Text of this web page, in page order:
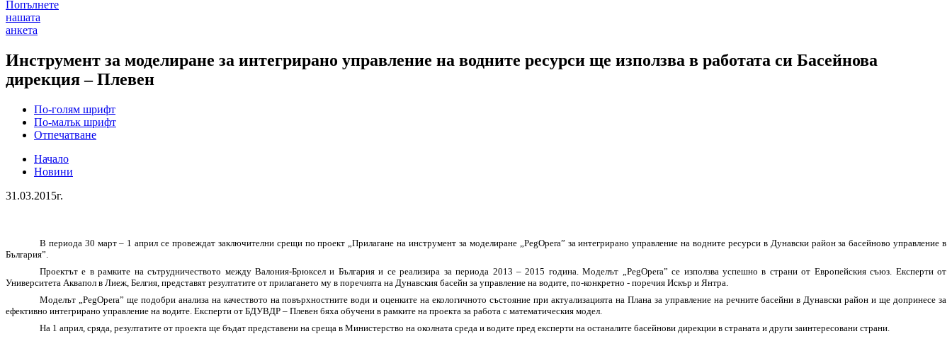
Попълнете
нашата
анкета
Инструмент за моделиране за интегрирано управление на водните ресурси ще използва в работата си Басейнова
дирекция – Плевен
По-голям шрифт
По-малък шрифт
Отпечатване
Начало
Новини
31.03.2015г.
В периода 30 март – 1 април се провеждат заключителни срещи по проект „Прилагане на инструмент за моделиране „PegOpera” за интегрирано управление на водните ресурси в Дунавски район за басейново управление в
България”.
Проектът е в рамките на сътрудничеството между Валония-Брюксел и България и се реализира за периода 2013 – 2015 година. Моделът „PegOpera” се използва успешно в страни от Европейския съюз. Експерти от
Университета Аквапол в Лиеж, Белгия, представят резултатите от прилагането му в поречията на Дунавския басейн за управление на водите, по-конкретно - поречия Искър и Янтра.
Моделът „PegOpera” ще подобри анализа на качеството на повърхностните води и оценките на екологичното състояние при актуализацията на Плана за управление на речните басейни в Дунавски район и ще допринесе за
ефективно интегрирано управление на водите. Експерти от БДУВДР – Плевен бяха обучени в рамките на проекта за работа с математическия модел.
На 1 април, сряда, резултатите от проекта ще бъдат представени на среща в Министерство на околната среда и водите пред експерти на останалите басейнови дирекции в страната и други заинтересовани страни.